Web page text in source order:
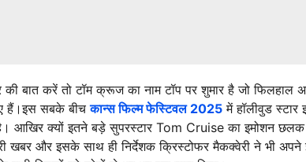
की बात करें तो टॉम क्रूज का नाम टॉप पर शुमार है जो फिलहाल
हैं।इस सबके बीचकान्स फिल्म फेस्टिवल 2025 में हॉलीवुड
आखिर क्यों इतने बड़े सुपरस्टार Tom Cruise का इमोशन छलक
खबर और इसके साथ ही निर्देशक क्रिस्टोफर मैकक्वेरी ने भी अपने